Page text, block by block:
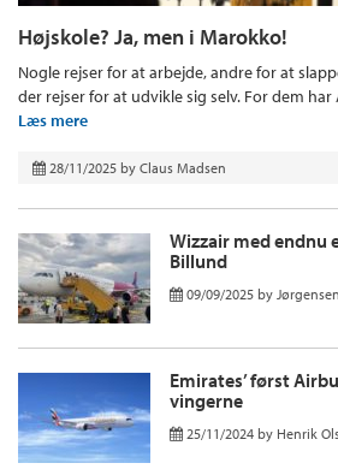
Højskole? Ja, men i Marokko!
Nogle rejser for at arbejde, andre for at
der rejser for at udvikle sig selv. For dem
Læs mere
28/11/2025 by Claus Madsen
Wizzair med endnu
Billund
09/09/2025 by Jørgensen
Emirates’ først
vingerne
25/11/2024 by Henrik